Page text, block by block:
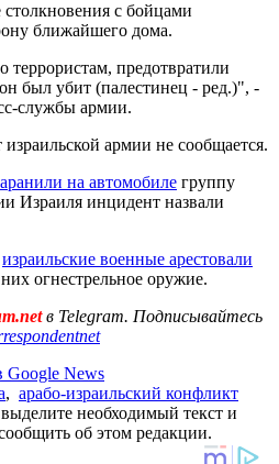
с бойцами
ближайшего дома.
предотвратили
был убит (палестинец - ред.)", -
службы армии.
армии не сообщается.
на автомобиле группу
Израиля инцидент назвали
израильские военные арестовали
огнестрельное оружие.
в Telegram. Подписывайтесь
Google News
, арабо-израильский конфликт
необходимый текст и
об этом редакции.